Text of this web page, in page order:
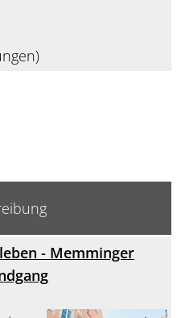
- Memminger